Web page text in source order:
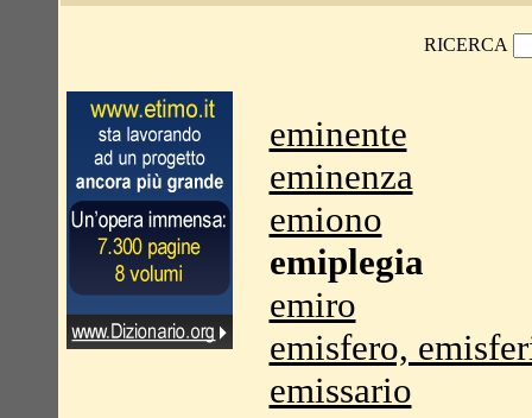
RICERCA
eminente
eminenza
emiono
emiplegia
emiro
emisfero,
emissario